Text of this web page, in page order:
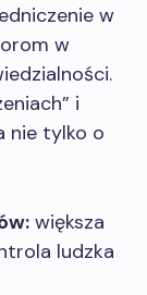
w
w
i
nie tylko o
większa
ludzka